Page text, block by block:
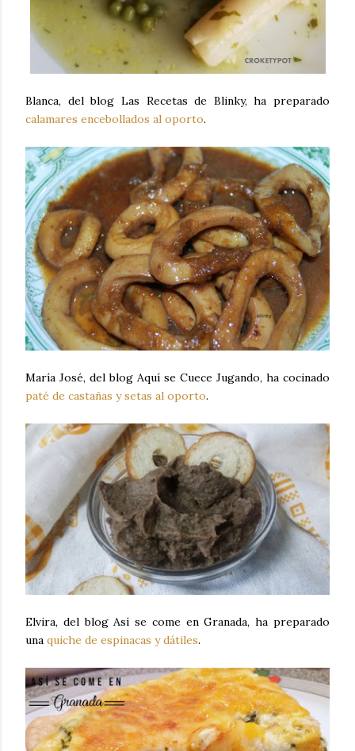
Blanca, del blog Las Recetas de Blinky, ha preparado
calamares encebollados al oporto.
María José, del blog Aquí se Cuece Jugando, ha cocinado
paté de castañas y setas al oporto.
Elvira, del blog Así se come en Granada, ha preparado
una quiche de espinacas y dátiles.